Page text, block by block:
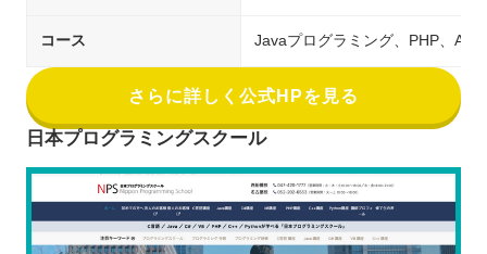
コース Javaプログラミング、PHP、
さらに詳しく公式HPを見る
日本プログラミングスクール